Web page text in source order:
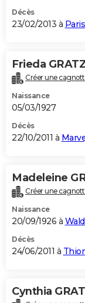
Décès
23/02/2013 à Paris
Frieda
Créer une
Naissance
05/03/1927
Décès
22/10/2011 à
Madeleine
Créer une
Naissance
20/09/1926 à
Décès
24/06/2011 à
Cynthia